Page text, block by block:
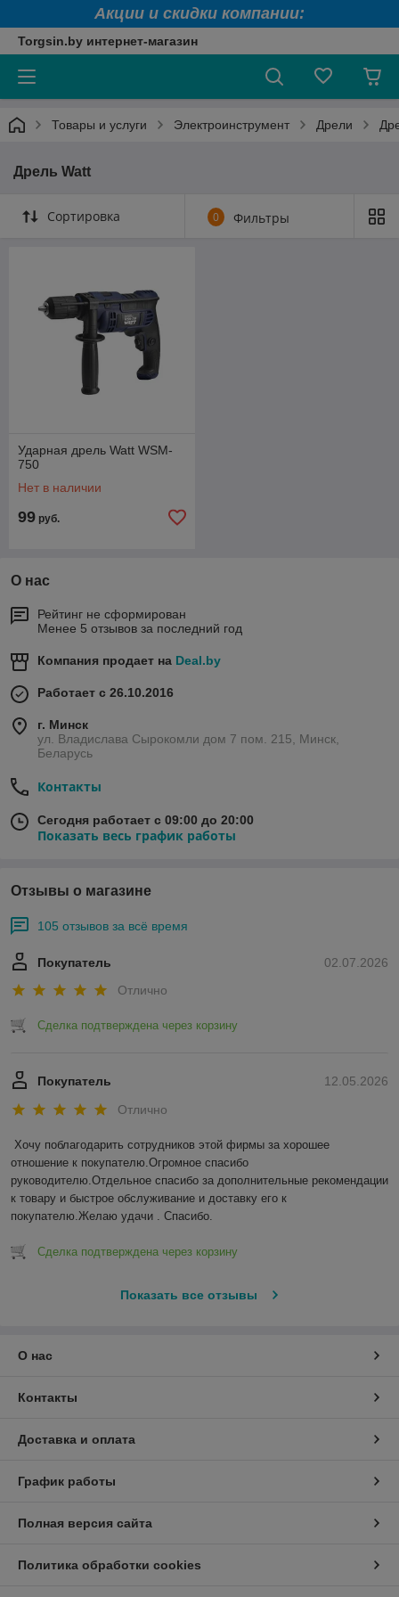
Акции и скидки компании:
Torgsin.by интернет-магазин
Товары и услуги Электроинструмент Дрели
Дрель Watt
Сортировка 0 Фильтры
Ударная дрель Watt WSM-
750
Нет в наличии
99 руб.
О нас
Рейтинг не сформирован
Менее 5 отзывов за последний год
Компания продает на Deal.by
Работает с 26.10.2016
г. Минск
ул. Владислава Сырокомли дом 7 пом. 215, Минск,
Беларусь
Контакты
Сегодня работает с 09:00 до 20:00
Показать весь график работы
Отзывы о магазине
105 отзывов за всё время
02.07.2026
Покупатель
Отлично
Сделка подтверждена через корзину
12.05.2026
Покупатель
Отлично
Хочу поблагодарить сотрудников этой фирмы за хорошее
отношение к покупателю.Огромное спасибо
руководителю.Отдельное спасибо за дополнительные рекомендации
к товару и быстрое обслуживание и доставку его к
покупателю.Желаю удачи . Спасибо.
Сделка подтверждена через корзину
Показать все отзывы
О нас
Контакты
Доставка и оплата
График работы
Полная версия сайта
Политика обработки cookies